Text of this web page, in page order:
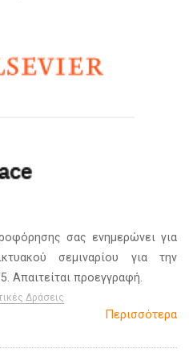
σας ενημερώνει για
σεμιναρίου για την
Απαιτείται προεγγραφή.
Δράσεις
Περισσότερα